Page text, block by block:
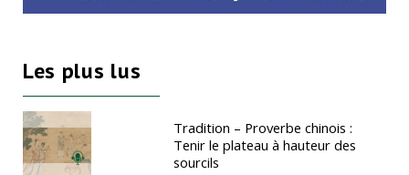
Les plus lus
Tradition – Proverbe chinois :
Tenir le plateau à hauteur des
sourcils